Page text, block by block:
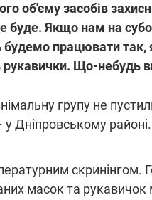
об'єму засобів
буде. Якщо нам на
будемо працювати
рукавички. Що-небудь
групу не
Дніпровському
скринінгом.
масок та